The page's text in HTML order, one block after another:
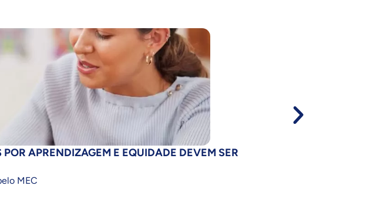
APRENDIZAGEM E EQUIDADE DEVEM SER
MEC